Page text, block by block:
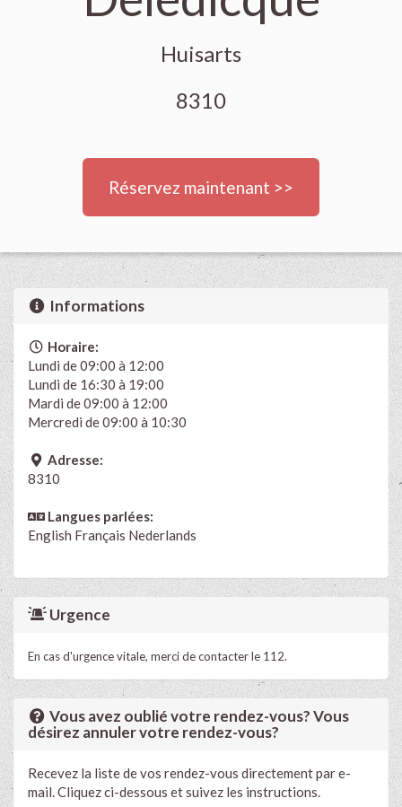
Huisarts
8310
Réservez maintenant >>
Informations
Horaire:
Lundi de 09:00 à 12:00
Lundi de 16:30 à 19:00
Mardi de 09:00 à 12:00
Mercredi de 09:00 à 10:30
Adresse:
8310
Langues parlées:
English Français Nederlands
Urgence
En cas d'urgence vitale, merci de contacter le 112.
Vous avez oublié votre rendez-vous? Vous
désirez annuler votre rendez-vous?
Recevez la liste de vos rendez-vous directement par e-
mail. Cliquez ci-dessous et suivez les instructions.